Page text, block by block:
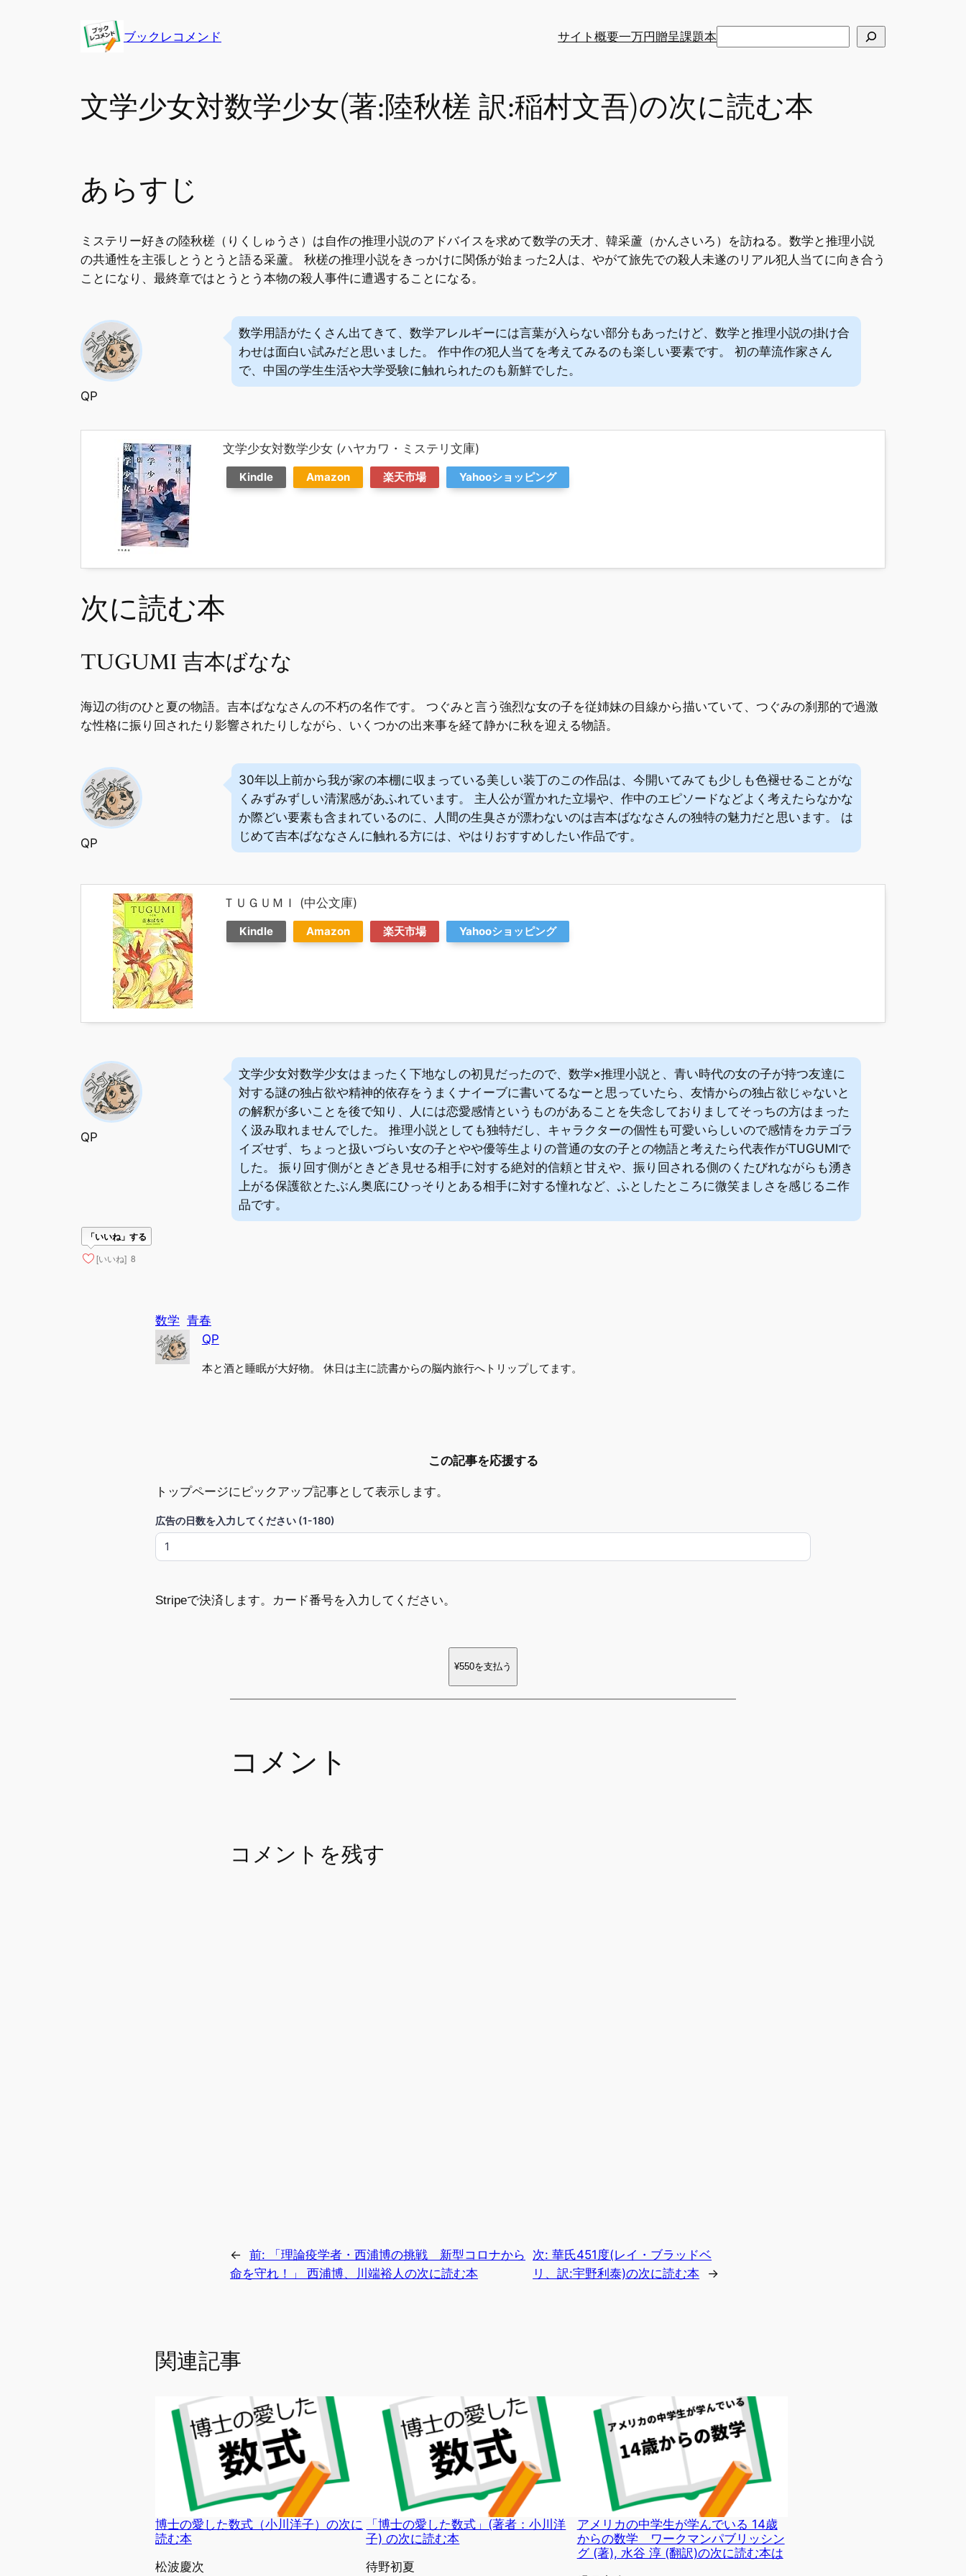
ブックレコメンド サイト概要一万円贈呈課題本
文学少女対数学少女(著:陸秋槎 訳:稲村文吾)の次に読む本
あらすじ
ミステリー好きの陸秋槎（りくしゅうさ）は自作の推理小説のアドバイスを求めて数学の天才、韓采蘆（かんさいろ）を訪ねる。数学と推理小説
の共通性を主張しとうとうと語る采蘆。 秋槎の推理小説をきっかけに関係が始まった2人は、やがて旅先での殺人未遂のリアル犯人当てに向き合う
ことになり、最終章ではとうとう本物の殺人事件に遭遇することになる。
QP
数学用語がたくさん出てきて、数学アレルギーには言葉が入らない部分もあったけど、数学と推理小説の掛け合
わせは面白い試みだと思いました。 作中作の犯人当てを考えてみるのも楽しい要素です。 初の華流作家さん
で、中国の学生生活や大学受験に触れられたのも新鮮でした。
文学少女対数学少女 (ハヤカワ・ミステリ文庫)
Kindle Amazon 楽天市場 Yahooショッピング
次に読む本
TUGUMI 吉本ばなな
海辺の街のひと夏の物語。吉本ばななさんの不朽の名作です。 つぐみと言う強烈な女の子を従姉妹の目線から描いていて、つぐみの刹那的で過激
な性格に振り回されたり影響されたりしながら、いくつかの出来事を経て静かに秋を迎える物語。
QP
30年以上前から我が家の本棚に収まっている美しい装丁のこの作品は、今開いてみても少しも色褪せることがな
くみずみずしい清潔感があふれています。 主人公が置かれた立場や、作中のエピソードなどよく考えたらなかな
か際どい要素も含まれているのに、人間の生臭さが漂わないのは吉本ばななさんの独特の魅力だと思います。 は
じめて吉本ばななさんに触れる方には、やはりおすすめしたい作品です。
ＴＵＧＵＭＩ (中公文庫)
Kindle Amazon 楽天市場 Yahooショッピング
QP
文学少女対数学少女はまったく下地なしの初見だったので、数学×推理小説と、青い時代の女の子が持つ友達に
対する謎の独占欲や精神的依存をうまくナイーブに書いてるなーと思っていたら、友情からの独占欲じゃないと
の解釈が多いことを後で知り、人には恋愛感情というものがあることを失念しておりましてそっちの方はまった
く汲み取れませんでした。 推理小説としても独特だし、キャラクターの個性も可愛いらしいので感情をカテゴラ
イズせず、ちょっと扱いづらい女の子とやや優等生よりの普通の女の子との物語と考えたら代表作がTUGUMIで
した。 振り回す側がときどき見せる相手に対する絶対的信頼と甘えや、振り回される側のくたびれながらも湧き
上がる保護欲とたぶん奥底にひっそりとある相手に対する憧れなど、ふとしたところに微笑ましさを感じるニ作
品です。
「いいね」する
[いいね] 8
数学 青春
QP
本と酒と睡眠が大好物。 休日は主に読書からの脳内旅行へトリップしてます。
この記事を応援する
トップページにピックアップ記事として表示します。
広告の日数を入力してください (1-180)
Stripeで決済します。カード番号を入力してください。
¥550を支払う
コメント
コメントを残す
← 前:
「理論疫学者・西浦博の挑戦 新型コロナから
命を守れ！」 西浦博、川端裕人の次に読む本
次:華氏451度(レイ・ブラッドベ
リ、訳:宇野利泰)の次に読む本
→
関連記事
博士の愛した数式（小川洋子）の次に
読む本
投稿者
松波慶次
「博士の愛した数式」(著者：小川洋
子) の次に読む本
投稿者
待野初夏
アメリカの中学生が学んでいる 14歳
からの数学 ワークマンパブリッシン
グ (著), 水谷 淳 (翻訳)の次に読む本は